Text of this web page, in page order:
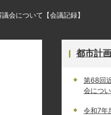
会について【会議記録】
都市計
第68回
会につ
令和7年